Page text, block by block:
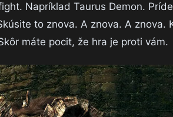
Napríklad Taurus Demon.
to znova. A znova. A znova.
máte pocit, že hra je proti vám.